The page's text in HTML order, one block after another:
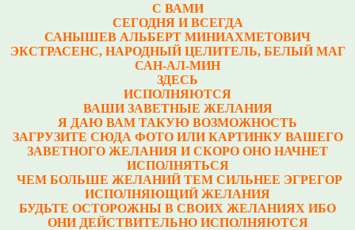
С ВАМИ
СЕГОДНЯ И ВСЕГДА
САНЫШЕВ АЛЬБЕРТ МИНИАХМЕТОВИЧ
ЭКСТРАСЕНС, НАРОДНЫЙ ЦЕЛИТЕЛЬ, БЕЛЫЙ МАГ
САН-АЛ-МИН
ЗДЕСЬ
ИСПОЛНЯЮТСЯ
ВАШИ ЗАВЕТНЫЕ ЖЕЛАНИЯ
Я ДАЮ ВАМ ТАКУЮ ВОЗМОЖНОСТЬ
ЗАГРУЗИТЕ СЮДА ФОТО ИЛИ КАРТИНКУ ВАШЕГО
ЗАВЕТНОГО ЖЕЛАНИЯ И СКОРО ОНО НАЧНЕТ
ИСПОЛНЯТЬСЯ
ЧЕМ БОЛЬШЕ ЖЕЛАНИЙ ТЕМ СИЛЬНЕЕ ЭГРЕГОР
ИСПОЛНЯЮЩИЙ ЖЕЛАНИЯ
БУДЬТЕ ОСТОРОЖНЫ В СВОИХ ЖЕЛАНИЯХ ИБО
ОНИ ДЕЙСТВИТЕЛЬНО ИСПОЛНЯЮТСЯ